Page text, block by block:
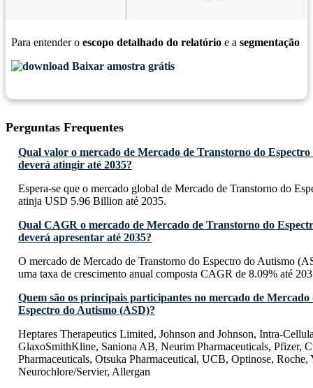
Para entender o escopo detalhado do relatório e a segmentação
Baixar amostra grátis
Perguntas Frequentes
Qual valor o mercado de Mercado de Transtorno do
deverá atingir até 2035?
Espera-se que o mercado global de Mercado de Transtorno do
atinja USD 5.96 Billion até 2035.
Qual CAGR o mercado de Mercado de Transtorno do
deverá apresentar até 2035?
O mercado de Mercado de Transtorno do Espectro do Autismo
uma taxa de crescimento anual composta CAGR de 8.09% até
Quem são os principais participantes no mercado de
Espectro do Autismo (ASD)?
Heptares Therapeutics Limited, Johnson and Johnson, Intra-
GlaxoSmithKline, Saniona AB, Neurim Pharmaceuticals, Pfizer,
Pharmaceuticals, Otsuka Pharmaceutical, UCB, Optinose, Roche,
Neurochlore/Servier, Allergan